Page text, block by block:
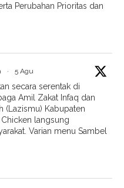
Perubahan Prioritas dan
· 5 Agu
secara serentak di
Amil Zakat Infaq dan
(Lazismu) Kabupaten
Chicken langsung
Varian menu Sambel